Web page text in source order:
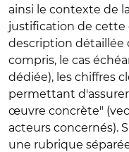
ainsi le contexte de
justification de cette
description détaillée
compris, le cas
dédiée), les chiffres
permettant
œuvre concrète"
acteurs concernés).
une rubrique